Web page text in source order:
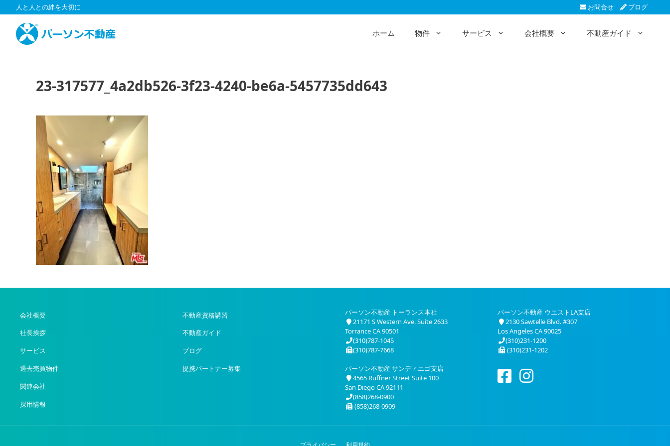
ン
人と人との絆を大切に お問合せ ブログ
ホーム 物件 サービス 会社概要 不動産ガイド
23-317577_4a2db526-3f23-4240-be6a-5457735dd643
会社概要
社長挨拶
サービス
過去売買物件
関連会社
採用情報
不動産資格講習
不動産ガイド
ブログ
提携パートナー募集
パーソン不動産 トーランス本社
21171 S Western Ave. Suite 2633
Torrance CA 90501
(310)787-1045
(310)787-7668
パーソン不動産 ウエストLA支店
2130 Sawtelle Blvd. #307
Los Angeles CA 90025
(310)231-1200
(310)231-1202
パーソン不動産 サンディエゴ支店
4565 Ruffner Street Suite 100
San Diego CA 92111
(858)268-0900
(858)268-0909